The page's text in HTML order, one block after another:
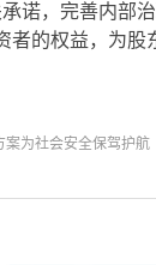
诺，完善内部
的权益，为股
案为社会安全保驾护航